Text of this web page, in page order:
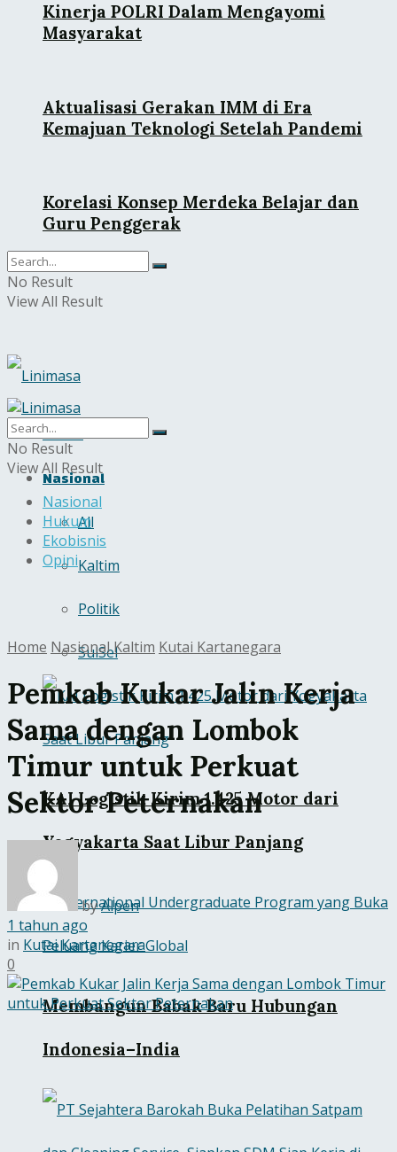
Kinerja POLRI Dalam Mengayomi
Masyarakat
Aktualisasi Gerakan IMM di Era
Kemajuan Teknologi Setelah Pandemi
Korelasi Konsep Merdeka Belajar dan
Guru Penggerak
No Result
View All Result
Home
Nasional
All
Kaltim
Politik
SulSel
KAI Logistik Kirim 1.425 Motor dari
Yogyakarta Saat Libur Panjang
Membangun Babak Baru Hubungan
Indonesia–India
No Result
View All Result
Nasional
Hukum
Ekobisnis
Opini
Home Nasional Kaltim Kutai Kartanegara
Pemkab Kukar Jalin Kerja
Sama dengan Lombok
Timur untuk Perkuat
Sektor Peternakan
byAlpen
1 tahun ago
in Kutai Kartanegara
0